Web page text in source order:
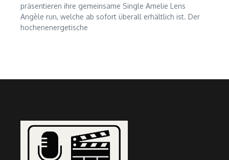
präsentieren ihre gemeinsame Single Amelie Lens
Angèle run, welche ab sofort überall erhältlich ist. Der
hochenenergetische